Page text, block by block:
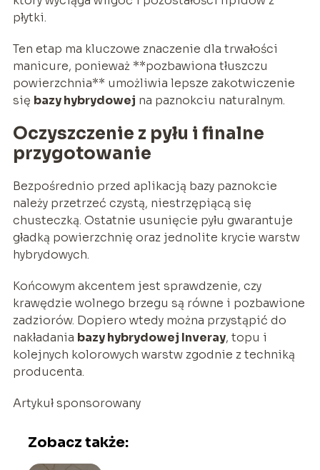
płytki.
Ten etap ma kluczowe znaczenie dla trwałości
manicure, ponieważ **pozbawiona tłuszczu
powierzchnia** umożliwia lepsze zakotwiczenie
się bazy hybrydowej na paznokciu naturalnym.
Oczyszczenie z pyłu i finalne
przygotowanie
Bezpośrednio przed aplikacją bazy paznokcie
należy przetrzeć czystą, niestrzępiącą się
chusteczką. Ostatnie usunięcie pyłu gwarantuje
gładką powierzchnię oraz jednolite krycie warstw
hybrydowych.
Końcowym akcentem jest sprawdzenie, czy
krawędzie wolnego brzegu są równe i pozbawione
zadziorów. Dopiero wtedy można przystąpić do
nakładania bazy hybrydowej Inveray, topu i
kolejnych kolorowych warstw zgodnie z techniką
producenta.
Artykuł sponsorowany
Zobacz także: